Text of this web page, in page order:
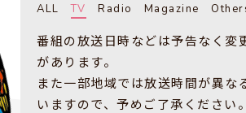
ALL TV Radio Magazine
番組の放送日時などは予告なく変
があります。
また一部地域では放送時間が異な
いますので、予めご了承ください。